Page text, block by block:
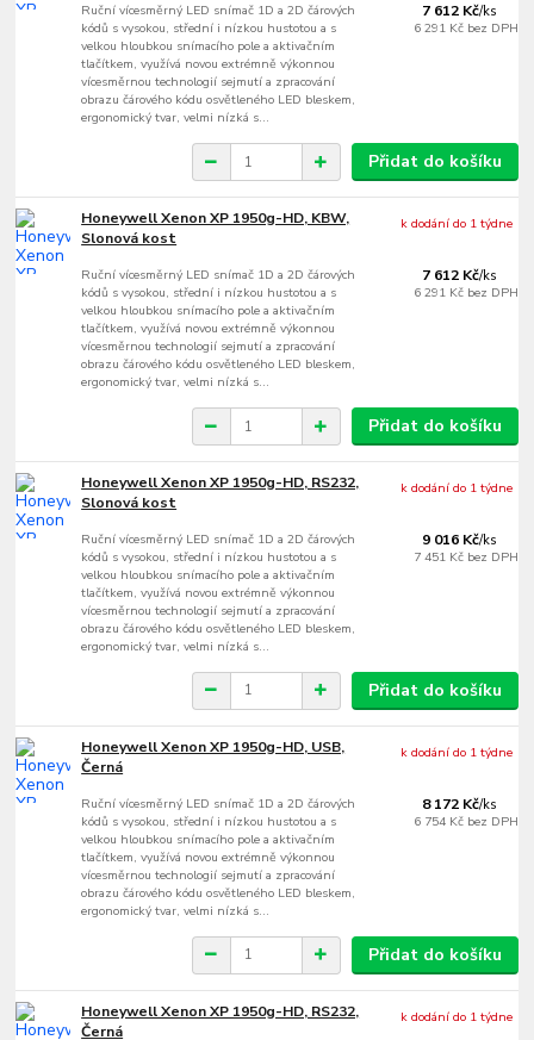
Ruční vícesměrný LED snímač 1D a 2D čárových
kódů s vysokou, střední i nízkou hustotou a s
velkou hloubkou snímacího pole a aktivačním
tlačítkem, využívá novou extrémně výkonnou
vícesměrnou technologií sejmutí a zpracování
obrazu čárového kódu osvětleného LED bleskem,
ergonomický tvar, velmi nízká s...
7 612 Kč/ks
6 291 Kč bez DPH
Přidat do košíku
Honeywell Xenon XP 1950g-HD, KBW,
Slonová kost
Ruční vícesměrný LED snímač 1D a 2D čárových
kódů s vysokou, střední i nízkou hustotou a s
velkou hloubkou snímacího pole a aktivačním
tlačítkem, využívá novou extrémně výkonnou
vícesměrnou technologií sejmutí a zpracování
obrazu čárového kódu osvětleného LED bleskem,
ergonomický tvar, velmi nízká s...
7 612 Kč/ks
6 291 Kč bez DPH
k dodání do 1 týdne
Přidat do košíku
Honeywell Xenon XP 1950g-HD, RS232,
Slonová kost
Ruční vícesměrný LED snímač 1D a 2D čárových
kódů s vysokou, střední i nízkou hustotou a s
velkou hloubkou snímacího pole a aktivačním
tlačítkem, využívá novou extrémně výkonnou
vícesměrnou technologií sejmutí a zpracování
obrazu čárového kódu osvětleného LED bleskem,
ergonomický tvar, velmi nízká s...
9 016 Kč/ks
7 451 Kč bez DPH
k dodání do 1 týdne
Přidat do košíku
Honeywell Xenon XP 1950g-HD, USB,
Černá
Ruční vícesměrný LED snímač 1D a 2D čárových
kódů s vysokou, střední i nízkou hustotou a s
velkou hloubkou snímacího pole a aktivačním
tlačítkem, využívá novou extrémně výkonnou
vícesměrnou technologií sejmutí a zpracování
obrazu čárového kódu osvětleného LED bleskem,
ergonomický tvar, velmi nízká s...
8 172 Kč/ks
6 754 Kč bez DPH
k dodání do 1 týdne
Přidat do košíku
Honeywell Xenon XP 1950g-HD, RS232,
Černá
k dodání do 1 týdne